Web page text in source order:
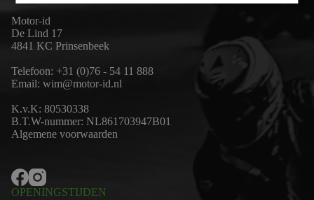
Motor-id
De Lind 17
4841 KC Prinsenbeek
Telefoon: +31 (0)76 - 54 11 888
Email: wim@motor-id.nl
K.v.K: 80530338
B.T.W-nummer: NL861703947B01
Algemene voorwaarden
OPENINGSTIJDEN